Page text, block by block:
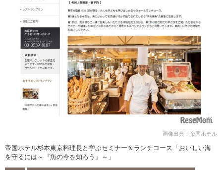
画像出典：帝国ホテル
帝国ホテル杉本東京料理長と学ぶセミナー＆ランチコース「おいしい海
を守るには～『魚の今を知ろう』～」